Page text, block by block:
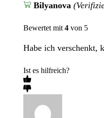
Bilyanova
Bewertet mit 4 von 5
Habe ich verschenkt,
Ist es hilfreich?